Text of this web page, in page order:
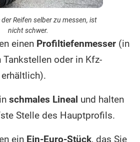
Reifen selber zu messen, ist
nicht schwer.
einen Profiltiefenmesser (in
Tankstellen oder in Kfz-
schmales Lineal und halten
Stelle des Hauptprofils.
ein Ein-Euro-Stück, das Sie